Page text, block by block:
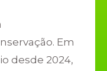
Em
desde 2024,